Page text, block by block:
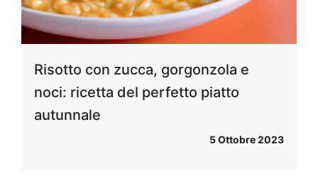
Risotto con zucca, gorgonzola e
noci: ricetta del perfetto piatto
autunnale
5 Ottobre 2023